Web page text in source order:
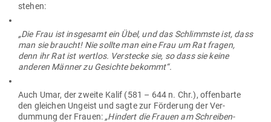
stehen:
„Die Frau ist ins­gesamt ein Übel, und das Schlimmste ist, dass
man sie braucht! Nie sollte man eine Frau um Rat fragen,
denn ihr Rat ist wertlos. Ver­stecke sie, so dass sie keine
anderen Männer zu Gesichte bekommt“.
Auch Umar, der zweite Kalif (581 – 644 n. Chr.), offen­barte
den gleichen Ungeist und sagte zur För­derung der Ver­
dummung der Frauen: „Hindert die Frauen am Schrei­ben­